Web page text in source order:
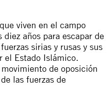
viven en el campo
diez años para escapar de
sirias y rusas y sus
el Estado Islámico.
de oposición
las fuerzas de